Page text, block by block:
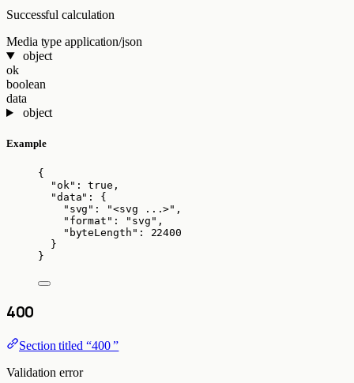
Successful calculation
Media type application/json
object
ok
boolean
data
object
Example
{
"ok" : true ,
"data" : {
"svg" : "<svg ...>" ,
"format" : " svg " ,
"byteLength" : 22400
}
}
400
Section titled “400 ”
Validation error